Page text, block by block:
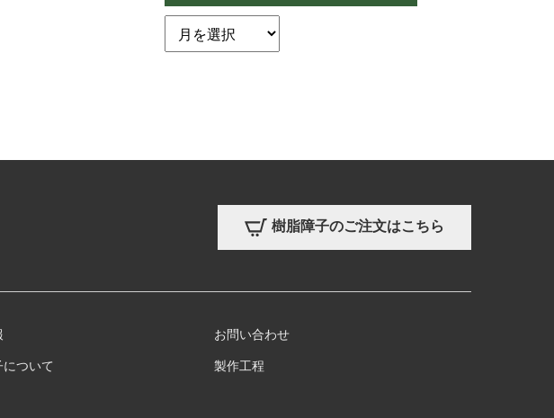
樹脂障子のご注文はこちら
お問い合わせ
ついて 製作工程